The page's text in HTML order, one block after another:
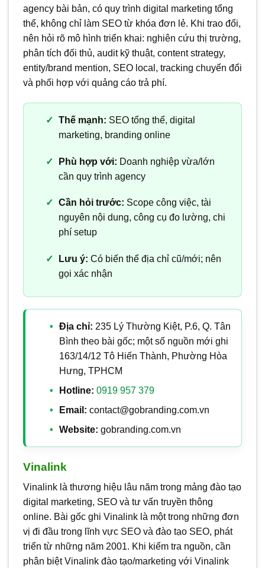
agency bài bản, có quy trình digital marketing tổng
thể, không chỉ làm SEO từ khóa đơn lẻ. Khi trao đổi,
nên hỏi rõ mô hình triển khai: nghiên cứu thị trường,
phân tích đối thủ, audit kỹ thuật, content strategy,
entity/brand mention, SEO local, tracking chuyển đổi
và phối hợp với quảng cáo trả phí.
Thế mạnh: SEO tổng thể, digital
marketing, branding online
Phù hợp với: Doanh nghiệp vừa/lớn
cần quy trình agency
Cần hỏi trước: Scope công việc, tài
nguyên nội dung, công cụ đo lường, chi
phí setup
Lưu ý: Có biến thể địa chỉ cũ/mới; nên
gọi xác nhận
Địa chỉ: 235 Lý Thường Kiệt, P.6, Q. Tân
Bình theo bài gốc; một số nguồn mới ghi
163/14/12 Tô Hiến Thành, Phường Hòa
Hưng, TPHCM
Hotline: 0919 957 379
Email: contact@gobranding.com.vn
Website: gobranding.com.vn
Vinalink
Vinalink là thương hiệu lâu năm trong mảng đào tạo
digital marketing, SEO và tư vấn truyền thông
online. Bài gốc ghi Vinalink là một trong những đơn
vị đi đầu trong lĩnh vực SEO và đào tạo SEO, phát
triển từ những năm 2001. Khi kiểm tra nguồn, cần
phân biệt Vinalink đào tạo/marketing với Vinalink